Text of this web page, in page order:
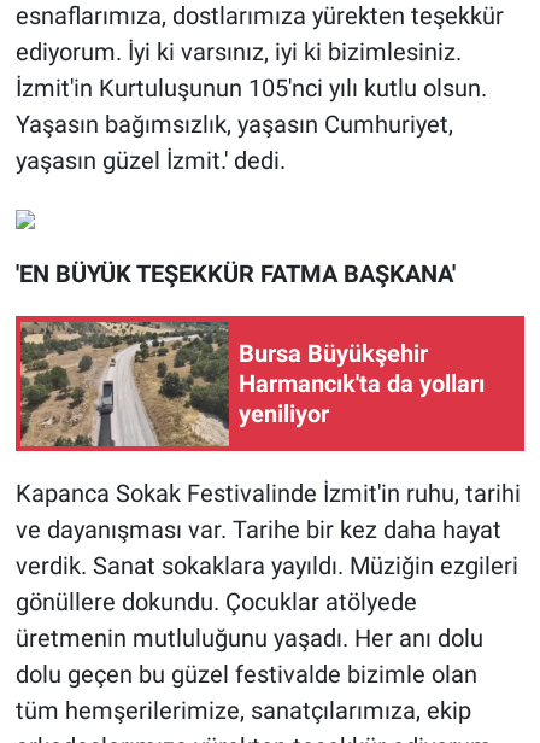
esnaflarımıza, dostlarımıza yürekten teşekkür
ediyorum. İyi ki varsınız, iyi ki bizimlesiniz.
İzmit'in Kurtuluşunun 105'nci yılı kutlu olsun.
Yaşasın bağımsızlık, yaşasın Cumhuriyet,
yaşasın güzel İzmit.' dedi.
'EN BÜYÜK TEŞEKKÜR FATMA BAŞKANA'
Bursa Büyükşehir
Harmancık'ta da yolları
yeniliyor
Kapanca Sokak Festivalinde İzmit'in ruhu, tarihi
ve dayanışması var. Tarihe bir kez daha hayat
verdik. Sanat sokaklara yayıldı. Müziğin ezgileri
gönüllere dokundu. Çocuklar atölyede
üretmenin mutluluğunu yaşadı. Her anı dolu
dolu geçen bu güzel festivalde bizimle olan
tüm hemşerilerimize, sanatçılarımıza, ekip